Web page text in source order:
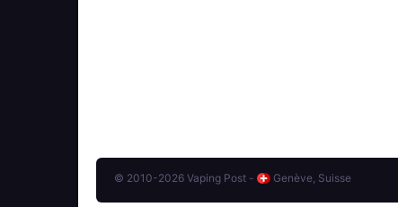
© 2010-2026 Vaping Post - Genève, Suisse